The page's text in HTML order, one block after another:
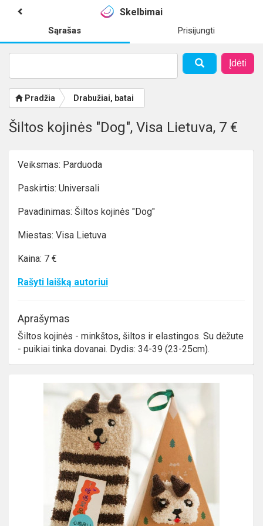
Skelbimai
Sąrašas Prisijungti
Įdėti
Pradžia Drabužiai, batai
Šiltos kojinės "Dog", Visa Lietuva, 7 €
Veiksmas: Parduoda
Paskirtis: Universali
Pavadinimas: Šiltos kojinės "Dog"
Miestas: Visa Lietuva
Kaina: 7 €
Rašyti laišką autoriui
Aprašymas
Šiltos kojinės - minkštos, šiltos ir elastingos. Su dėžute
- puikiai tinka dovanai. Dydis: 34-39 (23-25cm).